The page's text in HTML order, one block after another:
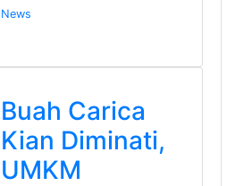
News
Buah Carica
Kian Diminati,
UMKM